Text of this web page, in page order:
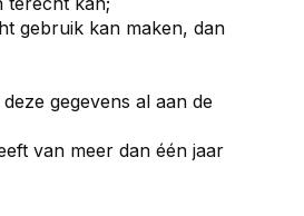
gebruik kan maken, dan
gegevens al aan de
van meer dan één jaar